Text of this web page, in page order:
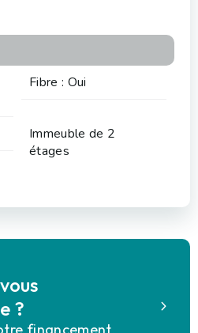
Fibre : Oui
Immeuble de 2
étages
?